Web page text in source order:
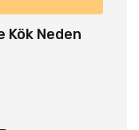
Kök Neden